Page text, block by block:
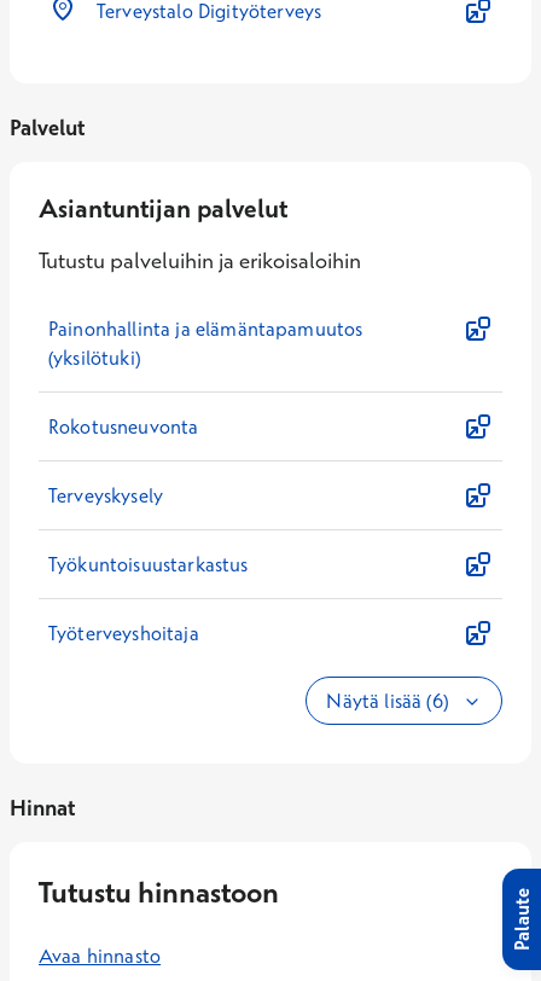
Terveystalo Digityöterveys
Palvelut
Asiantuntijan palvelut
Tutustu palveluihin ja erikoisaloihin
Painonhallinta ja elämäntapamuutos
(yksilötuki)
Rokotusneuvonta
Terveyskysely
Työkuntoisuustarkastus
Työterveyshoitaja
Näytä lisää (6)
Hinnat
Tutustu hinnastoon
Avaa hinnasto
Palaute